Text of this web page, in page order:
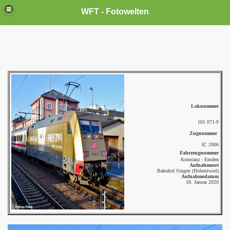
WFT - Fotowelten
Loknummer
101 071-9
Zugnummer
IC 2006
Fahrzeugnummer
Konstanz - Emden
Aufnahmeort
Bahnhof Singen (Hohentwiel)
Aufnahmedatum
18. Januar 2020